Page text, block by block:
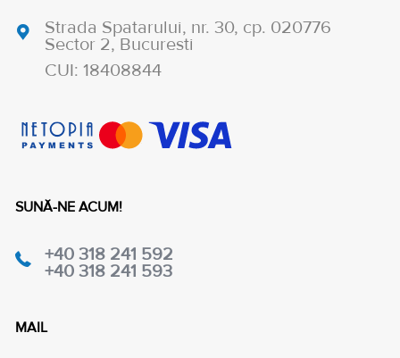
Strada Spatarului, nr. 30, cp. 020776
Sector 2, Bucuresti
CUI: 18408844
SUNĂ-NE ACUM!
+40 318 241 592
+40 318 241 593
MAIL